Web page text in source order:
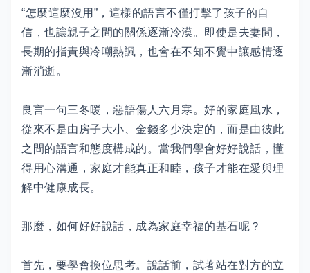
“怎麼這麼沒用”，這樣的語言不僅打擊了孩子的自
信，也讓親子之間的關係逐漸冷漠。即使是夫妻間，
長期的指責與冷嘲熱諷，也會在不知不覺中讓感情逐
漸消逝。
良言一句三冬暖，惡語傷人六月寒。好的家庭風水，
從來不是由房子大小、金錢多少決定的，而是由彼此
之間的語言和態度構成的。當我們學會好好說話，懂
得用心溝通，家庭才能真正和睦，孩子才能在愛與理
解中健康成長。
那麼，如何好好說話，成為家庭幸福的基石呢？
首先，要學會換位思考。說話前，試著站在對方的立